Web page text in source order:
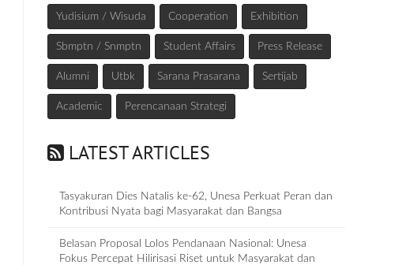
Yudisium / Wisuda Cooperation Exhibition
Sbmptn / Snmptn Student Affairs Press Release
Alumni Utbk Sarana Prasarana Sertijab
Academic Perencanaan Strategi
LATEST ARTICLES
Tasyakuran Dies Natalis ke-62, Unesa Perkuat Peran dan
Kontribusi Nyata bagi Masyarakat dan Bangsa
Belasan Proposal Lolos Pendanaan Nasional: Unesa
Fokus Percepat Hilirisasi Riset untuk Masyarakat dan